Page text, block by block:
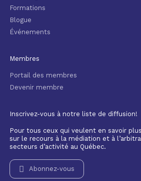
Formations
Blogue
Événements
Membres
Portail des membres
Devenir membre
Inscrivez-vous à notre liste de diffusion!
Pour tous ceux qui veulent en savoir
sur le recours à la médiation et à
secteurs d’activité au Québec.
Abonnez-vous